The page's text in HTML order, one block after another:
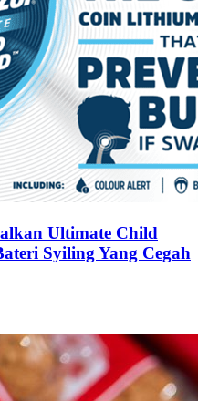
Ultimate Child
Syiling Yang Cegah